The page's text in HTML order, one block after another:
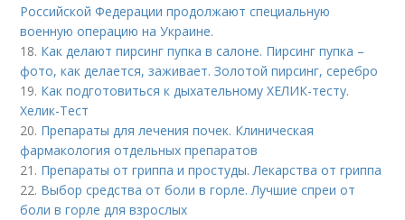
Российской Федерации продолжают специальную
военную операцию на Украине.
18. Как делают пирсинг пупка в салоне. Пирсинг пупка –
фото, как делается, заживает. Золотой пирсинг, серебро
19. Как подготовиться к дыхательному ХЕЛИК-тесту.
Хелик-Тест
20. Препараты для лечения почек. Клиническая
фармакология отдельных препаратов
21. Препараты от гриппа и простуды. Лекарства от гриппа
22. Выбор средства от боли в горле. Лучшие спреи от
боли в горле для взрослых